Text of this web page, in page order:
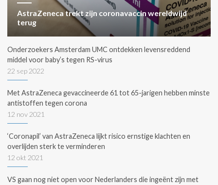
AstraZeneca trekt zijn coronavaccin wereldwijd
terug
Onderzoekers Amsterdam UMC ontdekken levensreddend
middel voor baby’s tegen RS-virus
22 sep 2022
Met AstraZeneca gevaccineerde 61 tot 65-jarigen hebben minste
antistoffen tegen corona
12 nov 2021
‘Coronapil’ van AstraZeneca lijkt risico ernstige klachten en
overlijden sterk te verminderen
12 okt 2021
VS gaan nog niet open voor Nederlanders die ingeënt zijn met